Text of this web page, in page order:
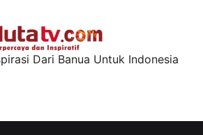
Dari Banua Untuk Indonesia